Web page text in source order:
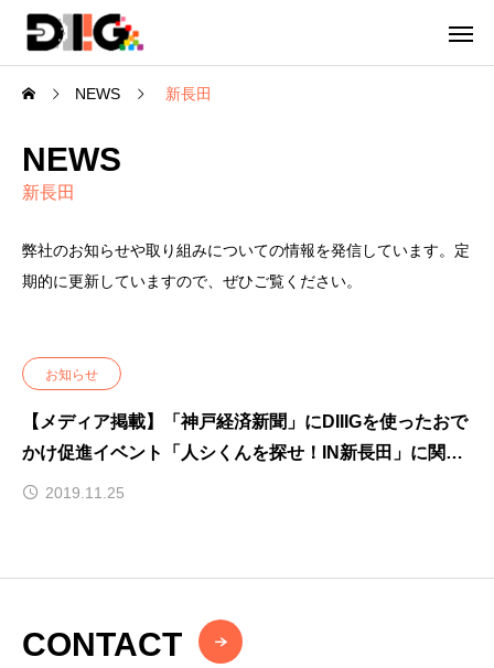
NEWS 新長田
NEWS
新長田
弊社のお知らせや取り組みについての情報を発信しています。定
期的に更新していますので、ぜひご覧ください。
お知らせ
【メディア掲載】「神戸経済新聞」にDIIIGを使ったおで
かけ促進イベント「人シくんを探せ！IN新長田」に関す
る記事が掲載されました
2019.11.25
CONTACT